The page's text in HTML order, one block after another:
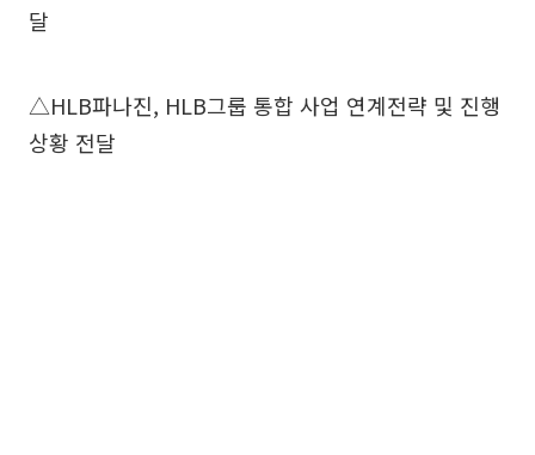
달
△HLB파나진, HLB그룹 통합 사업 연계전략 및 진행
상황 전달